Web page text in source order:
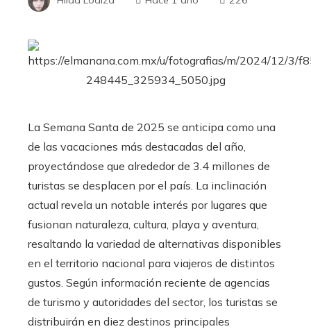
La Semana Santa de 2025 se anticipa como una
de las vacaciones más destacadas del año,
proyectándose que alrededor de 3.4 millones de
turistas se desplacen por el país. La inclinación
actual revela un notable interés por lugares que
fusionan naturaleza, cultura, playa y aventura,
resaltando la variedad de alternativas disponibles
en el territorio nacional para viajeros de distintos
gustos. Según información reciente de agencias
de turismo y autoridades del sector, los turistas se
distribuirán en diez destinos principales